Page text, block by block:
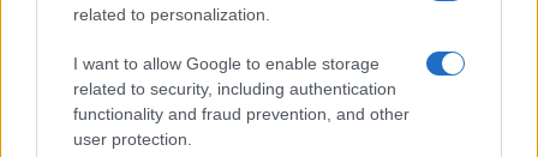
related to personalization.
I want to allow Google to enable storage
related to security, including authentication
functionality and fraud prevention, and other
user protection.